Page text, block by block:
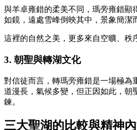
與羊卓雍錯的柔美不同，瑪旁雍錯顯
如鏡，遠處雪峰倒映其中，景象簡潔
這裡的自然之美，更多來自空曠、秩
3. 朝聖與轉湖文化
對信徒而言，轉瑪旁雍錯是一場極為
道漫長，氣候多變，但正因如此，朝
鍊。
三大聖湖的比較與精神